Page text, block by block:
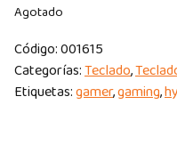
Agotado
Código:001615
Categorías:Teclado,
Etiquetas:gamer,gaming,